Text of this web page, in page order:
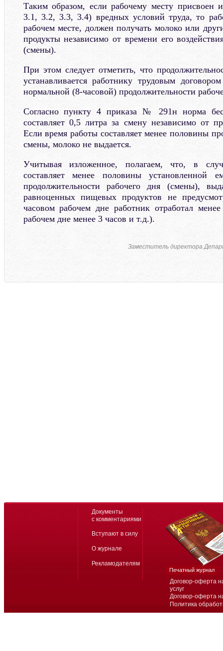
Таким образом, если рабочему месту присвоен
3.1, 3.2, 3.3, 3.4) вредных условий труда, то
рабочем месте, должен получать молоко или
продукты независимо от времени его
(смены).
При этом следует отметить, что
устанавливается работнику трудовым
нормальной (8-часовой) продолжительности
Согласно пункту 4 приказа № 291н норма
составляет 0,5 литра за смену независимо от
Если время работы составляет менее половины
смены, молоко не выдается.
Учитывая изложенное, полагаем, что, в
составляет менее половины установленной
продолжительности рабочего дня (смены),
равноценных пищевых продуктов не
часовом рабочем дне работник отработал
рабочем дне менее 3 часов и т.д.).
Заместитель директора
Договор-оферта
услуг
Договор-оферта
Политика
Документы
с комментариями
Вступают в силу
О журнале
Рекламодателям
Печатный журнал